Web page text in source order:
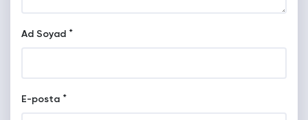
Ad Soyad *
E-posta *